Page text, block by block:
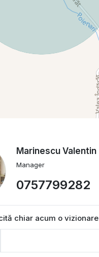
Marinescu Valentin
Manager
0757799282
chiar acum o vizionare